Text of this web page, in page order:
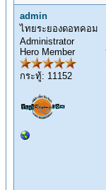
admin
ไทยระยองดอทคอม
Administrator
Hero Member
กระทู้: 11152